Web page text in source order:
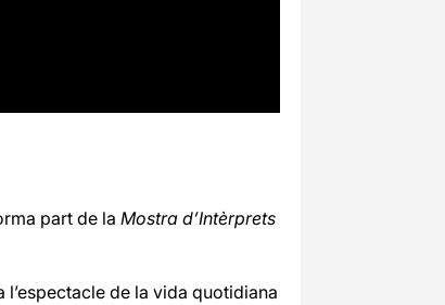
part de la Mostra d’Intèrprets
de la vida quotidiana